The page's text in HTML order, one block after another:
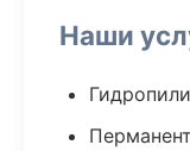
Наши